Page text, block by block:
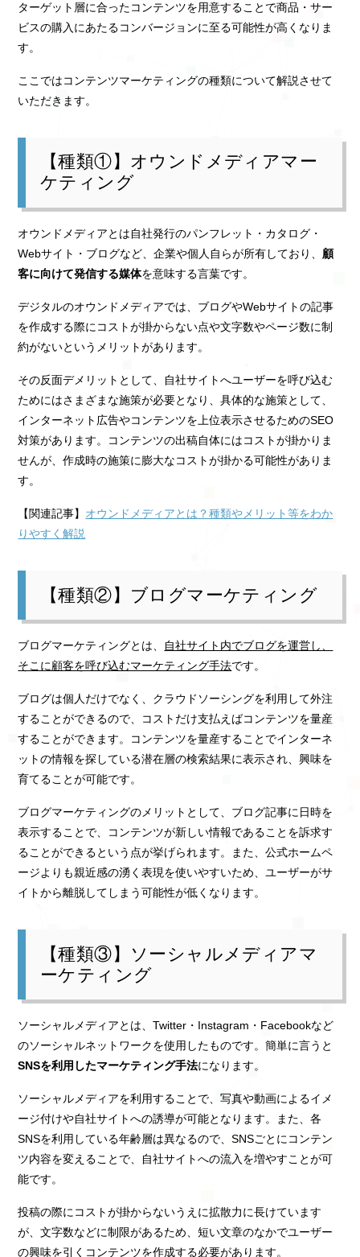
ターゲット層に合ったコンテンツを用意することで商品・サー
ビスの購入にあたるコンバージョンに至る可能性が高くなりま
す。
ここではコンテンツマーケティングの種類について解説させて
いただきます。
【種類①】オウンドメディアマー
ケティング
オウンドメディアとは自社発行のパンフレット・カタログ・
Webサイト・ブログなど、企業や個人自らが所有しており、 顧
客に向けて発信する媒体を意味する言葉です。
デジタルのオウンドメディアでは、ブログやWebサイトの記事
を作成する際にコストが掛からない点や文字数やページ数に制
約がないというメリットがあります。
その反面デメリットとして、自社サイトへユーザーを呼び込む
ためにはさまざまな施策が必要となり、具体的な施策として、
インターネット広告やコンテンツを上位表示させるためのSEO
対策があります。コンテンツの出稿自体にはコストが掛かりま
せんが、作成時の施策に膨大なコストが掛かる可能性がありま
す。
【関連記事】 オウンドメディアとは？種類やメリット等をわか
りやすく解説
【種類②】ブログマーケティング
ブログマーケティングとは、 自社サイト内でブログを運営し、
そこに顧客を呼び込むマーケティング手法です。
ブログは個人だけでなく、クラウドソーシングを利用して外注
することができるので、コストだけ支払えばコンテンツを量産
することができます。コンテンツを量産することでインターネ
ットの情報を探している潜在層の検索結果に表示され、興味を
育てることが可能です。
ブログマーケティングのメリットとして、ブログ記事に日時を
表示することで、コンテンツが新しい情報であることを訴求す
ることができるという点が挙げられます。また、公式ホームペ
ージよりも親近感の湧く表現を使いやすいため、ユーザーがサ
イトから離脱してしまう可能性が低くなります。
【種類③】ソーシャルメディアマ
ーケティング
ソーシャルメディアとは、Twitter・Instagram・Facebookなど
のソーシャルネットワークを使用したものです。簡単に言うと
SNSを利用したマーケティング手法になります。
ソーシャルメディアを利用することで、写真や動画によるイメ
ージ付けや自社サイトへの誘導が可能となります。また、各
SNSを利用している年齢層は異なるので、SNSごとにコンテン
ツ内容を変えることで、自社サイトへの流入を増やすことが可
能です。
投稿の際にコストが掛からないうえに拡散力に長けています
が、文字数などに制限があるため、短い文章のなかでユーザー
の興味を引くコンテンツを作成する必要があります。